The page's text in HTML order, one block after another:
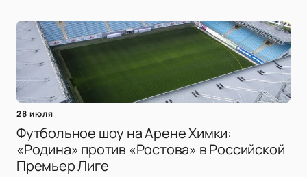
28 июля
Футбольное шоу на Арене Химки:
«Родина» против «Ростова» в Российской
Премьер Лиге